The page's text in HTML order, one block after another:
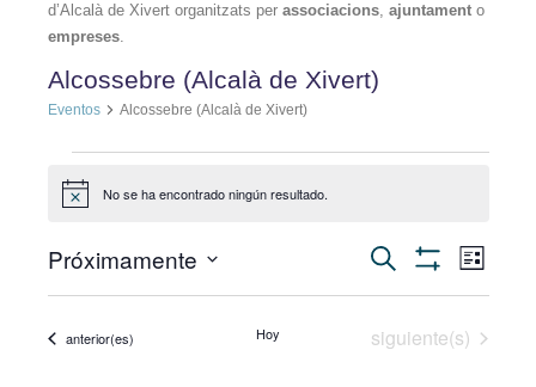
d’Alcalà de Xivert organitzats per associacions, ajuntamento
empreses.
Alcossebre (Alcalà de Xivert)
Eventos Alcossebre (Alcalà de Xivert)
Aviso No se ha encontrado ningún resultado.
Navegación
búsqueda
Buscar
Filtros
de
Lista
Próximamente
Eventos
anterior(es) Hoy Eventos
siguiente(s)